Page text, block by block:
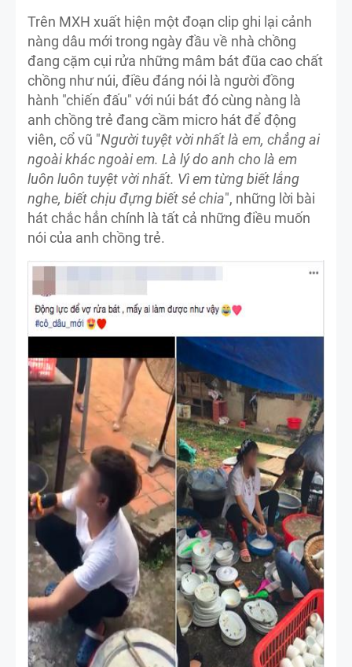
Trên MXH xuất hiện một đoạn clip ghi lại cảnh
nàng dâu mới trong ngày đầu về nhà chồng
đang cặm cụi rửa những mâm bát đũa cao chất
chồng như núi, điều đáng nói là người đồng
hành "chiến đấu" với núi bát đó cùng nàng là
anh chồng trẻ đang cầm micro hát để động
viên, cổ vũ "Người tuyệt vời nhất là em, chẳng ai
ngoài khác ngoài em. Là lý do anh cho là em
luôn luôn tuyệt vời nhất. Vì em từng biết lắng
nghe, biết chịu đựng biết sẻ chia", những lời bài
hát chắc hẳn chính là tất cả những điều muốn
nói của anh chồng trẻ.